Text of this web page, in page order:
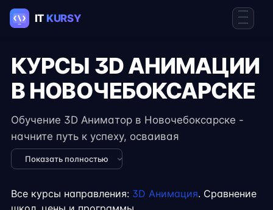
КУРСЫ 3D АНИМАЦИИ
В НОВОЧЕБОКСАРСКЕ
Обучение 3D Аниматор в Новочебоксарске -
начните путь к успеху, осваивая
востребованные навыки в IT. Курсы подходят
для новичков и специалистов с опытом,
проекты и консультации экспертов. Гибкий
Показать полностью
Все курсы направления: 3D Анимация. Сравнение